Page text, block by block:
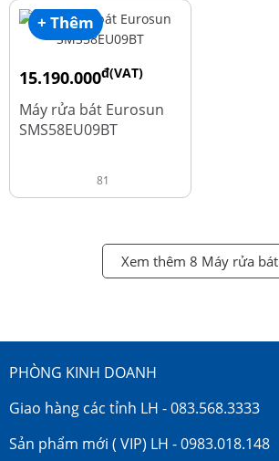
+ Thêm
15.190.000đ(VAT)
18.990.000
Máy rửa bát Eurosun
SMS58EU09BT
81
Xem thêm 8 Máy rửa bát
PHÒNG KINH DOANH
Giao hàng các tỉnh LH - 083.568.3333
Sản phẩm mới ( VIP) LH - 0983.018.148